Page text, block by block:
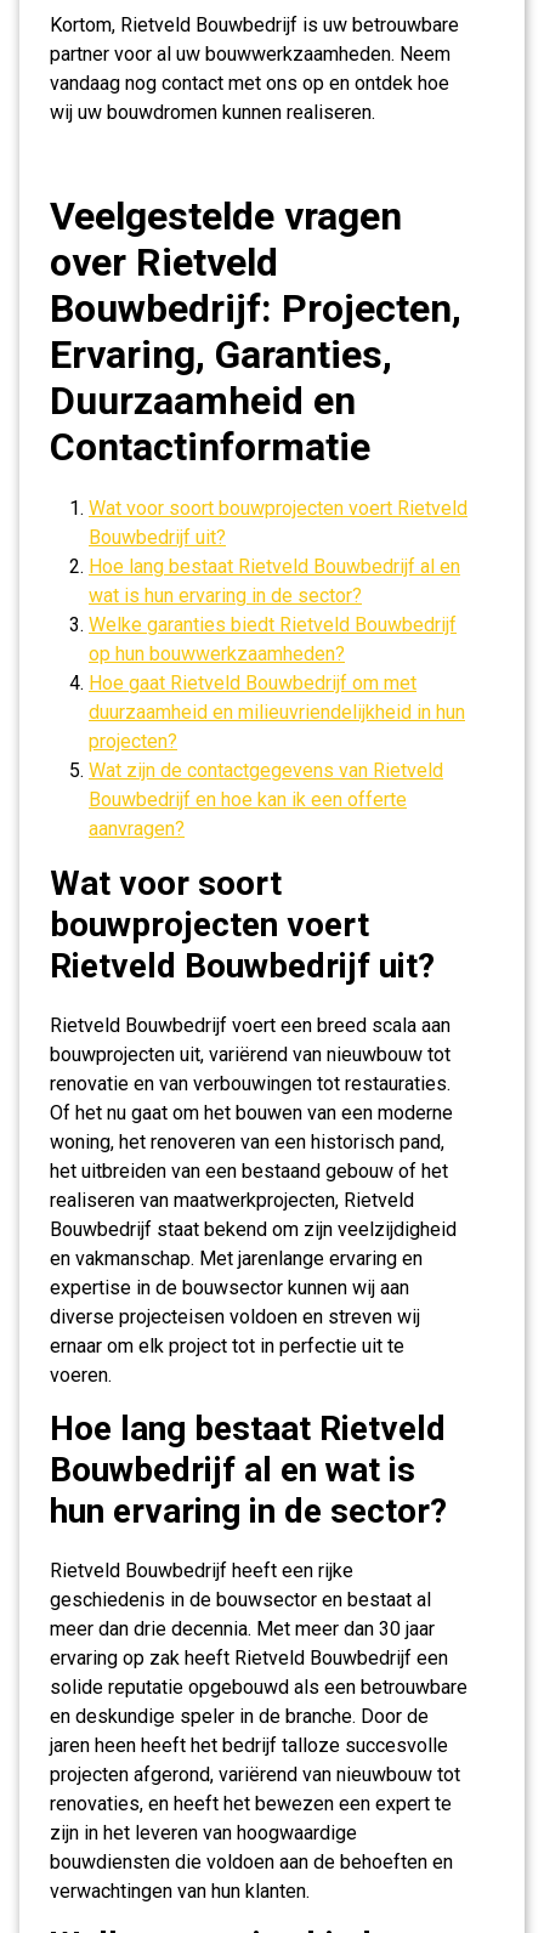
Kortom, Rietveld Bouwbedrijf is uw betrouwbare
partner voor al uw bouwwerkzaamheden. Neem
vandaag nog contact met ons op en ontdek hoe
wij uw bouwdromen kunnen realiseren.
Veelgestelde vragen
over Rietveld
Bouwbedrijf: Projecten,
Ervaring, Garanties,
Duurzaamheid en
Contactinformatie
Wat voor soort bouwprojecten voert Rietveld
Bouwbedrijf uit?
Hoe lang bestaat Rietveld Bouwbedrijf al en
wat is hun ervaring in de sector?
Welke garanties biedt Rietveld Bouwbedrijf
op hun bouwwerkzaamheden?
Hoe gaat Rietveld Bouwbedrijf om met
duurzaamheid en milieuvriendelijkheid in hun
projecten?
Wat zijn de contactgegevens van Rietveld
Bouwbedrijf en hoe kan ik een offerte
aanvragen?
Wat voor soort
bouwprojecten voert
Rietveld Bouwbedrijf uit?
Rietveld Bouwbedrijf voert een breed scala aan
bouwprojecten uit, variërend van nieuwbouw tot
renovatie en van verbouwingen tot restauraties.
Of het nu gaat om het bouwen van een moderne
woning, het renoveren van een historisch pand,
het uitbreiden van een bestaand gebouw of het
realiseren van maatwerkprojecten, Rietveld
Bouwbedrijf staat bekend om zijn veelzijdigheid
en vakmanschap. Met jarenlange ervaring en
expertise in de bouwsector kunnen wij aan
diverse projecteisen voldoen en streven wij
ernaar om elk project tot in perfectie uit te
voeren.
Hoe lang bestaat Rietveld
Bouwbedrijf al en wat is
hun ervaring in de sector?
Rietveld Bouwbedrijf heeft een rijke
geschiedenis in de bouwsector en bestaat al
meer dan drie decennia. Met meer dan 30 jaar
ervaring op zak heeft Rietveld Bouwbedrijf een
solide reputatie opgebouwd als een betrouwbare
en deskundige speler in de branche. Door de
jaren heen heeft het bedrijf talloze succesvolle
projecten afgerond, variërend van nieuwbouw tot
renovaties, en heeft het bewezen een expert te
zijn in het leveren van hoogwaardige
bouwdiensten die voldoen aan de behoeften en
verwachtingen van hun klanten.